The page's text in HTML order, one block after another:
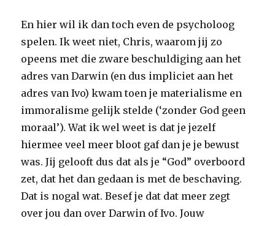
En hier wil ik dan toch even de psycholoog
spelen. Ik weet niet, Chris, waarom jij zo
opeens met die zware beschuldiging aan het
adres van Darwin (en dus impliciet aan het
adres van Ivo) kwam toen je materialisme en
immoralisme gelijk stelde (‘zonder God geen
moraal’). Wat ik wel weet is dat je jezelf
hiermee veel meer bloot gaf dan je je bewust
was. Jij gelooft dus dat als je “God” overboord
zet, dat het dan gedaan is met de beschaving.
Dat is nogal wat. Besef je dat dat meer zegt
over jou dan over Darwin of Ivo. Jouw